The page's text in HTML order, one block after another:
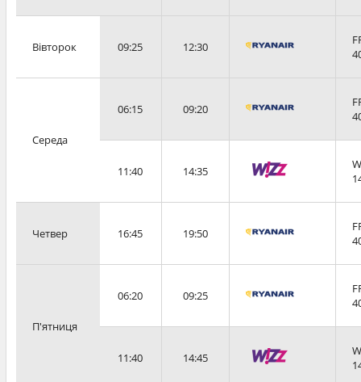
Вівторок 09:25 12:30
Середа
06:15 09:20
11:40 14:35
Четвер 16:45 19:50
П'ятниця
06:20 09:25
11:40 14:45